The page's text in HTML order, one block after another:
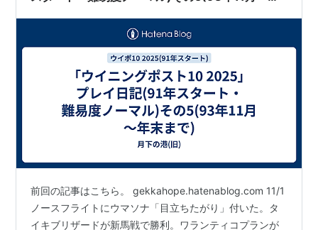
前回の記事はこちら。 gekkahope.hatenablog.com 11/1
ノースフライトにウマソナ「目立ちたがり」付いた。タ
イキブリザードが新馬戦で勝利。ワランティコプランが